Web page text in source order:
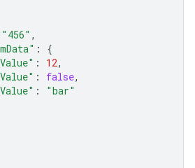
"456" ,
:
{
: 12,
: false,
:
"bar"